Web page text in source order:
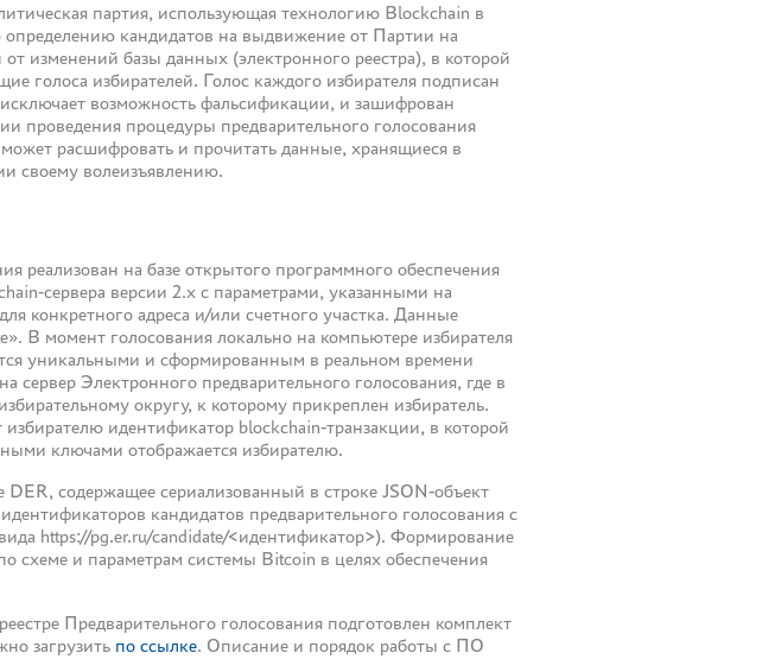
партия, использующая технологию Blockchain в
определению кандидатов на выдвижение от Партии на
изменений базы данных (электронного реестра), в которой
голоса избирателей. Голос каждого избирателя подписан
возможность фальсификации, и зашифрован
проведения процедуры предварительного голосования
расшифровать и прочитать данные, хранящиеся в
своему волеизъявлению.
реализован на базе открытого программного обеспечения
сервера версии 2.x с параметрами, указанными на
конкретного адреса и/или счетного участка. Данные
В момент голосования локально на компьютере избирателя
уникальными и сформированным в реальном времени
Электронного предварительного голосования, где в
округу, к которому прикреплен избиратель.
идентификатор blockchain-транзакции, в которой
ключами отображается избирателю.
содержащее сериализованный в строке JSON-объект
кандидатов предварительного голосования с
https://pg.er.ru/candidate/<идентификатор>). Формирование
схеме и параметрам системы Bitcoin в целях обеспечения
Предварительного голосования подготовлен комплект
загрузить по ссылке. Описание и порядок работы с ПО